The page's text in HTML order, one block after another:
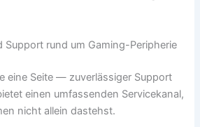
Support rund um Gaming-Peripherie
eine Seite — zuverlässiger Support
einen umfassenden Servicekanal,
nicht allein dastehst.